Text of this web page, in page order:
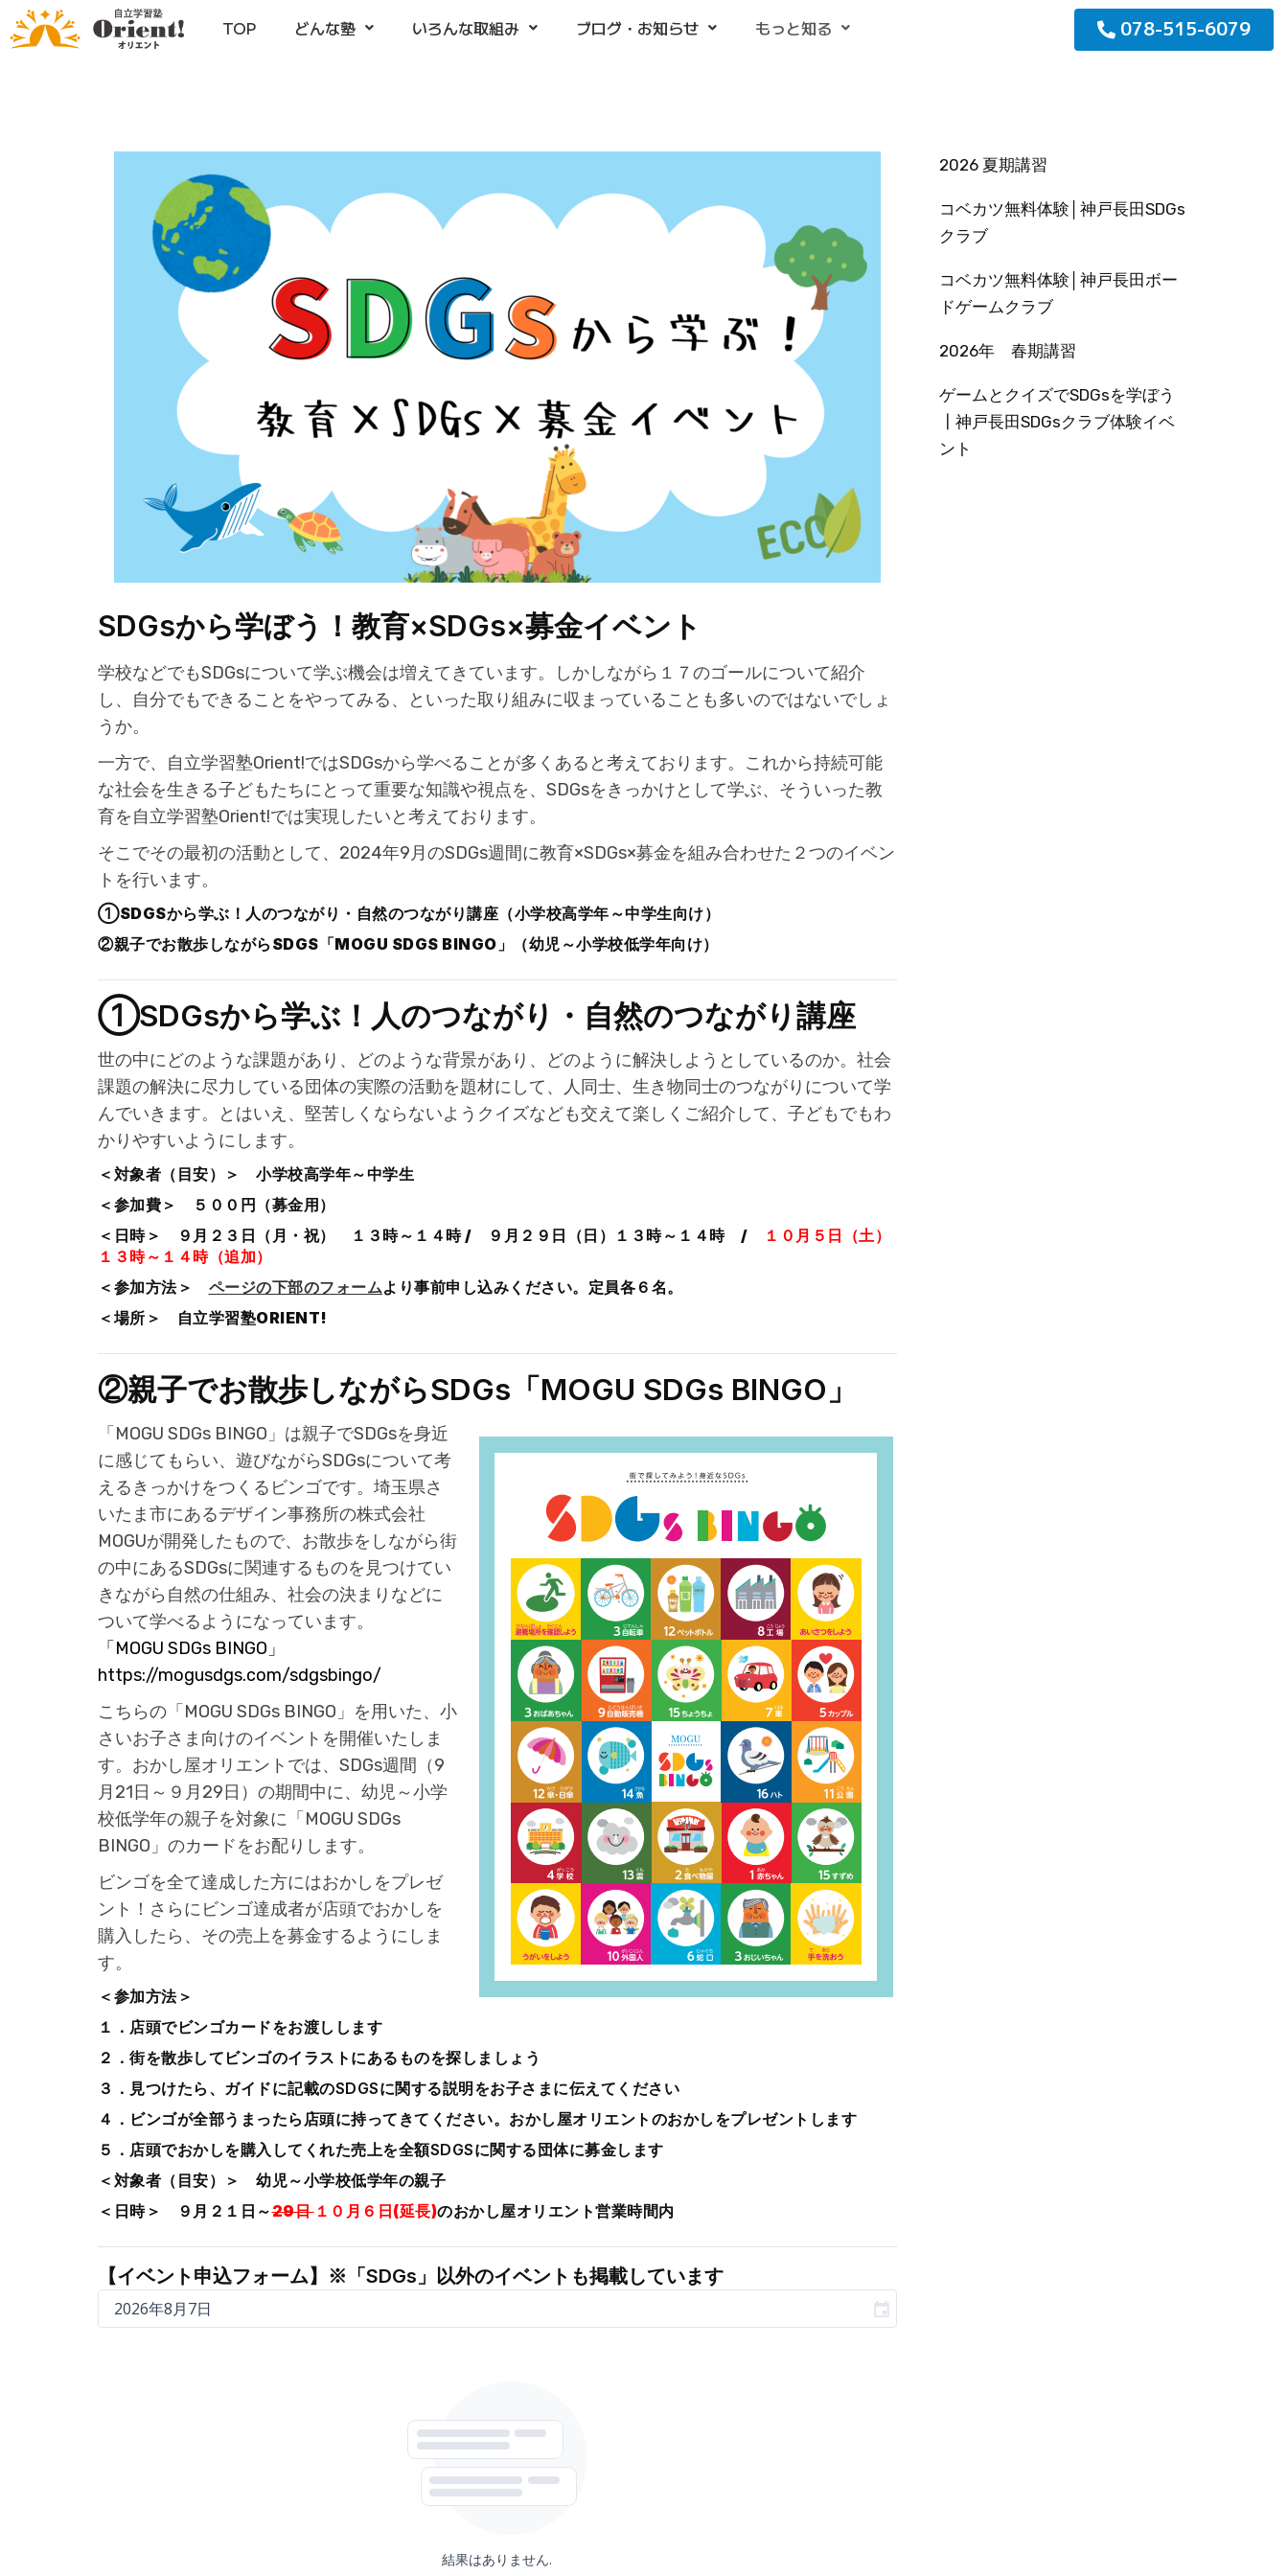
TOP どんな塾 いろんな取組み ブログ・お知らせ もっと知る 078-515-6079
SDGsから学ぼう！教育×SDGs×募金イベント
学校などでもSDGsについて学ぶ機会は増えてきています。しかしながら１７のゴールについて紹介
し、自分でもできることをやってみる、といった取り組みに収まっていることも多いのではないでしょ
うか。
一方で、自立学習塾Orient!ではSDGsから学べることが多くあると考えております。これから持続可能
な社会を生きる子どもたちにとって重要な知識や視点を、SDGsをきっかけとして学ぶ、そういった教
育を自立学習塾Orient!では実現したいと考えております。
そこでその最初の活動として、2024年9月のSDGs週間に教育×SDGs×募金を組み合わせた２つのイベン
トを行います。
①SDGSから学ぶ！人のつながり・自然のつながり講座（小学校高学年～中学生向け）
②親子でお散歩しながらSDGS「MOGU SDGS BINGO」（幼児～小学校低学年向け）
①SDGsから学ぶ！人のつながり・自然のつながり講座
世の中にどのような課題があり、どのような背景があり、どのように解決しようとしているのか。社会
課題の解決に尽力している団体の実際の活動を題材にして、人同士、生き物同士のつながりについて学
んでいきます。とはいえ、堅苦しくならないようクイズなども交えて楽しくご紹介して、子どもでもわ
かりやすいようにします。
＜対象者（目安）＞ 小学校高学年～中学生
＜参加費＞ ５００円（募金用）
＜日時＞ ９月２３日（月・祝） １３時～１４時 / ９月２９日（日）１３時～１４時 /
１０月５日（土）
１３時～１４時（追加）
＜参加方法＞ ページの下部のフォームより事前申し込みください。定員各６名。
＜場所＞ 自立学習塾ORIENT!
②親子でお散歩しながらSDGs「MOGU SDGs BINGO」
「MOGU SDGs BINGO」は親子でSDGsを身近
に感じてもらい、遊びながらSDGsについて考
えるきっかけをつくるビンゴです。埼玉県さ
いたま市にあるデザイン事務所の株式会社
MOGUが開発したもので、お散歩をしながら街
の中にあるSDGsに関連するものを見つけてい
きながら自然の仕組み、社会の決まりなどに
ついて学べるようになっています。
「MOGU SDGs BINGO」
https://mogusdgs.com/sdgsbingo/
こちらの「MOGU SDGs BINGO」を用いた、小
さいお子さま向けのイベントを開催いたしま
す。おかし屋オリエントでは、SDGs週間（9
月21日～９月29日）の期間中に、幼児～小学
校低学年の親子を対象に「MOGU SDGs
BINGO」のカードをお配りします。
ビンゴを全て達成した方にはおかしをプレゼ
ント！さらにビンゴ達成者が店頭でおかしを
購入したら、その売上を募金するようにしま
す。
＜参加方法＞
１．店頭でビンゴカードをお渡しします
２．街を散歩してビンゴのイラストにあるものを探しましょう
３．見つけたら、ガイドに記載のSDGSに関する説明をお子さまに伝えてください
４．ビンゴが全部うまったら店頭に持ってきてください。おかし屋オリエントのおかしをプレゼントします
５．店頭でおかしを購入してくれた売上を全額SDGSに関する団体に募金します
＜対象者（目安）＞ 幼児～小学校低学年の親子
＜日時＞ ９月２１日～29日１０月６日(延長)のおかし屋オリエント営業時間内
【イベント申込フォーム】※「SDGs」以外のイベントも掲載しています
結果はありません.
2026 夏期講習
コベカツ無料体験│神戸長田SDGs
クラブ
コベカツ無料体験│神戸長田ボー
ドゲームクラブ
2026年 春期講習
ゲームとクイズでSDGsを学ぼう
┃神戸長田SDGsクラブ体験イベ
ント